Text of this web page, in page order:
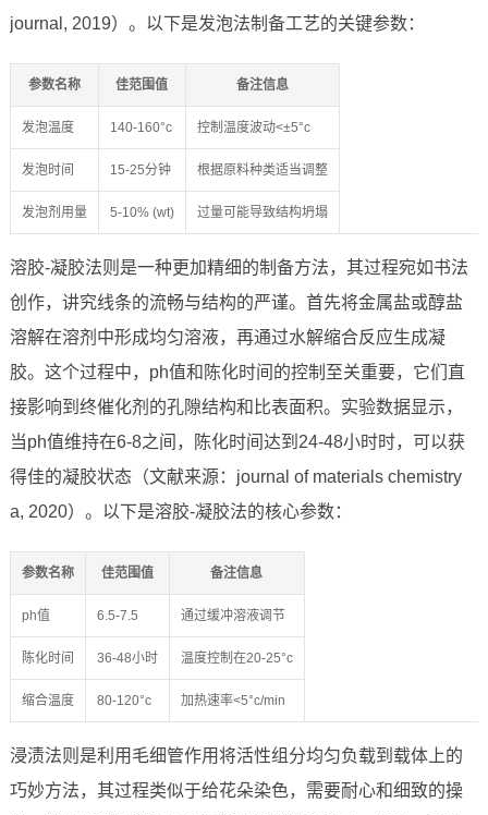
journal, 2019）。以下是发泡法制备工艺的关键参数：
参数名称 佳范围值 备注信息
发泡温度 140-160°c 控制温度波动<±5°c
发泡时间 15-25分钟 根据原料种类适当调整
发泡剂用量 5-10% (wt) 过量可能导致结构坍塌
溶胶-凝胶法则是一种更加精细的制备方法，其过程宛如书法
创作，讲究线条的流畅与结构的严谨。首先将金属盐或醇盐
溶解在溶剂中形成均匀溶液，再通过水解缩合反应生成凝
胶。这个过程中，ph值和陈化时间的控制至关重要，它们直
接影响到终催化剂的孔隙结构和比表面积。实验数据显示，
当ph值维持在6-8之间，陈化时间达到24-48小时时，可以获
得佳的凝胶状态（文献来源：journal of materials chemistry
a, 2020）。以下是溶胶-凝胶法的核心参数：
参数名称 佳范围值 备注信息
ph值 6.5-7.5 通过缓冲溶液调节
陈化时间 36-48小时 温度控制在20-25°c
缩合温度 80-120°c 加热速率<5°c/min
浸渍法则是利用毛细管作用将活性组分均匀负载到载体上的
巧妙方法，其过程类似于给花朵染色，需要耐心和细致的操